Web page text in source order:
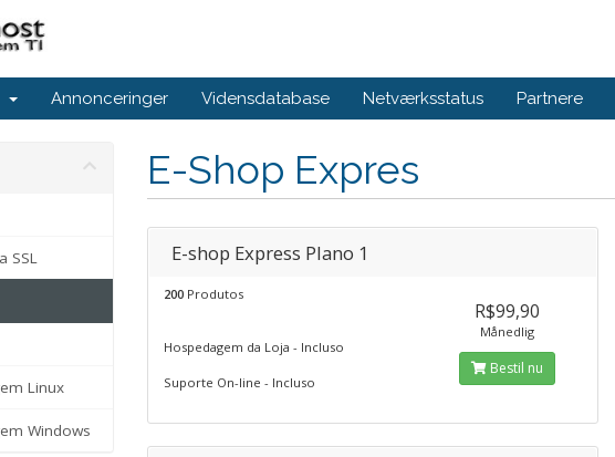
Annonceringer Vidensdatabase Netværksstatus Partnere
E-Shop Expres
SSL
Linux
Windows
E-shop Express Plano 1
200Produtos
Hospedagem da Loja - Incluso
Suporte On-line - Incluso
R$99,90
Månedlig
Bestil nu